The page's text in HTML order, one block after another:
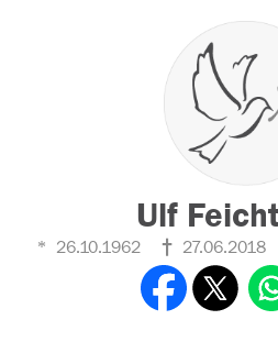
Ulf
26.10.1962 27.06.2018